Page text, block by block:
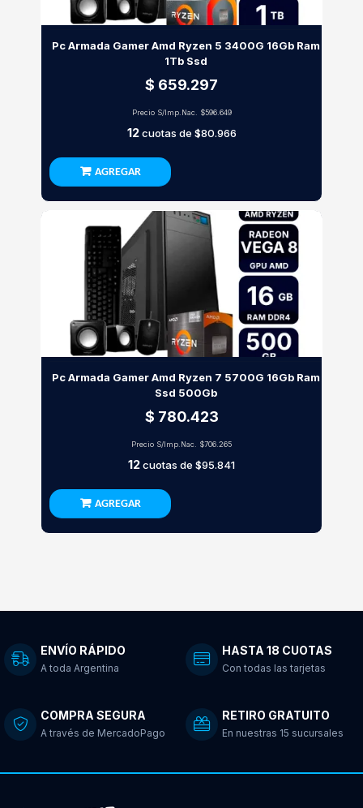
Pc Armada Gamer Amd Ryzen 5 3400G 16Gb Ram
1Tb Ssd
$ 659.297
Precio S/Imp.Nac. $596.649
12cuotas de $80.966
AGREGAR
Pc Armada Gamer Amd Ryzen 7 5700G 16Gb Ram
Ssd 500Gb
$ 780.423
Precio S/Imp.Nac. $706.265
12cuotas de $95.841
AGREGAR
ENVÍO RÁPIDO
A toda Argentina
HASTA 18 CUOTAS
Con todas las tarjetas
COMPRA SEGURA
A través de MercadoPago
RETIRO GRATUITO
En nuestras 15 sucursales